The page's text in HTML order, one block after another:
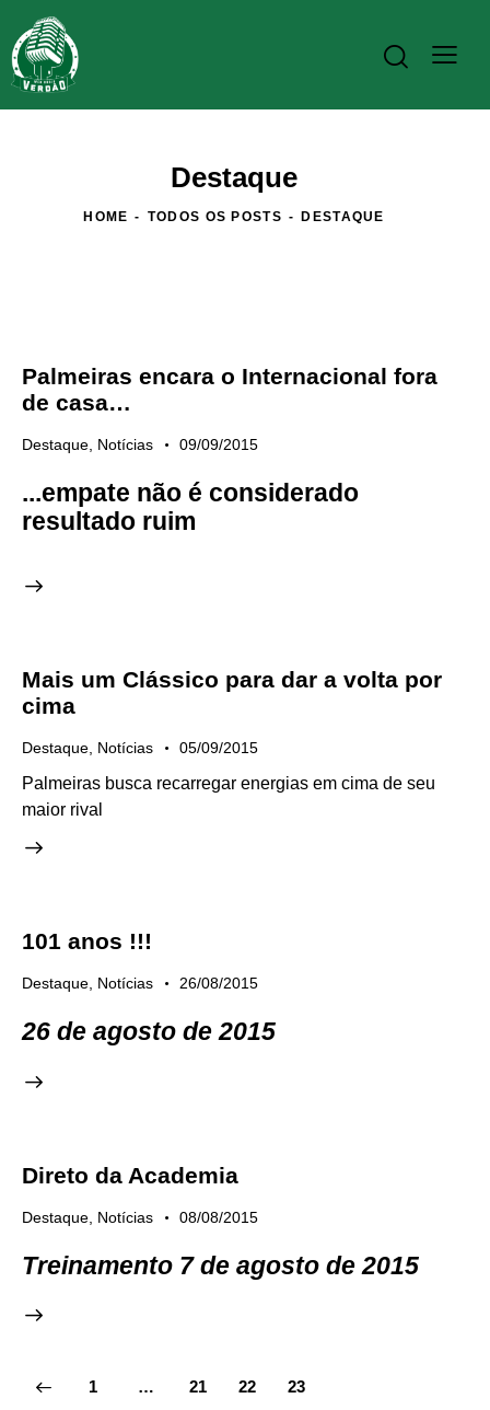
Destaque
HOME TODOS OS POSTS DESTAQUE
Palmeiras encara o Internacional fora
de casa…
Destaque, Notícias 09/09/2015
...empate não é considerado
resultado ruim
Mais um Clássico para dar a volta por
cima
Destaque, Notícias 05/09/2015
Palmeiras busca recarregar energias em cima de seu
maior rival
101 anos !!!
Destaque Notícias 26/08/2015
26 de agosto de 2015
Direto da Academia
Destaque Notícias 08/08/2015
Treinamento 7 de agosto de 2015
1 … 21 22 23